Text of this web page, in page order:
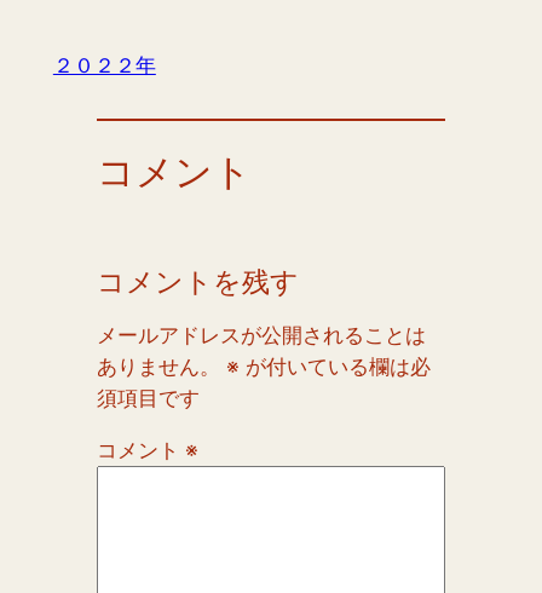
２０２２年
コメント
コメントを残す
メールアドレスが公開されることは
ありません。
※ が付いている欄は必
須項目です
コメント ※